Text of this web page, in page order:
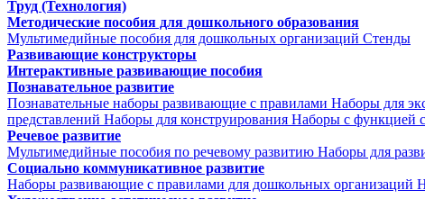
Труд (Технология)
Методические пособия для дошкольного образования
Мультимедийные пособия для дошкольных организаций Стенды
Развивающие конструкторы
Интерактивные развивающие пособия
Познавательное развитие
Познавательные наборы развивающие с правилами Наборы для
представлений Наборы для конструирования Наборы с функцией
Речевое развитие
Мультимедийные пособия по речевому развитию Наборы для
Социально коммуникативное развитие
Наборы развивающие с правилами для дошкольных организаций